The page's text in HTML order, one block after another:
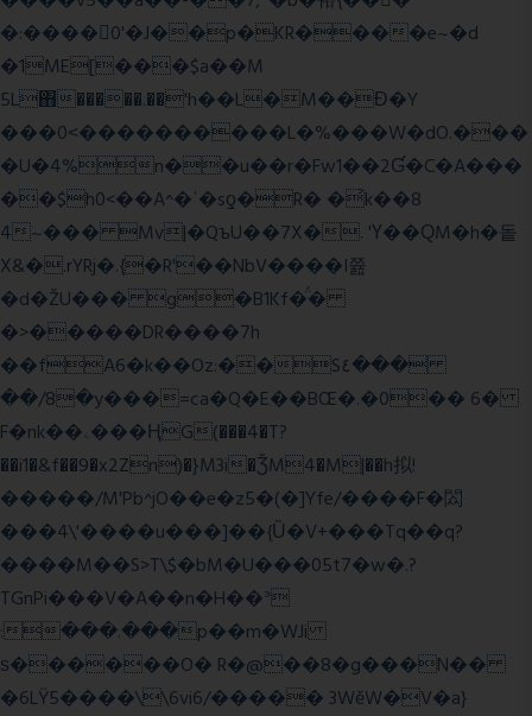
�:����0'�J��p�KR����e~�d
�1ME[���$a��M
5L΋�����.��'h��L�M��Ɖ�Y
���0˂����������L�%���W�dO.���
�U�4%n��u��r�Fw1��2Ɠ�C�A���
��$h0<��A^�ʿ�sƍ�R� �͗k��8
4~��� Mv|�QъU��7X�. 'Ү��ԚM�h�돝
X&�.rYRj�.{�R'��NbV����I쯆
�d�ŽU��� g�B1Kf�̈́�
�>�����DR����7h
��fA6�k��Oz:��S٤���
��/8�y���=ca�Q�E��BŒ�.�0�� 6�
F�nk��ۦ���ҢG(���4�T?
��i1�&f��9�x2Zn)�}M3i�ǮM4�M|��h拟!
�����/M'Pb^jO��e�z5�(�]Yfe/����F�閦
���4\'����u���]��{Ȕ�V+���Tq��q?
����M��S>T\$�bM�U���05t7�w�.?
TGnPi���V�A��n�H��ᐣ
:���.���p��m�WJi
ѕ������O� R�@��8�g���N��
�6LŸ5����\\6vi6/����� 3WěW�V�a}